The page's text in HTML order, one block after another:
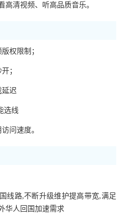
高清视频、听高品质音乐。
权限制；
；
延迟
选线
问速度。
线路,不断升级维护提高带宽,满足
华人回国加速需求